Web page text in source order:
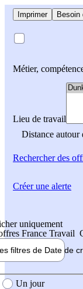
Imprimer Besoin
Métier,
Lieu de travail
Distance autour
Rechercherdes
uniquement
France Travail
filtres de Date de
création de l'offre
Un jour
Créer une alerte